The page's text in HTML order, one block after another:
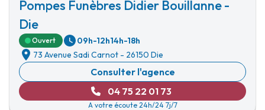
Pompes Funèbres Didier Bouillanne -
Die
Ouvert 09h-12h14h-18h
73 Avenue Sadi Carnot - 26150 Die
Consulter l'agence
04 75 22 01 73
A votre écoute 24h/24 7j/7